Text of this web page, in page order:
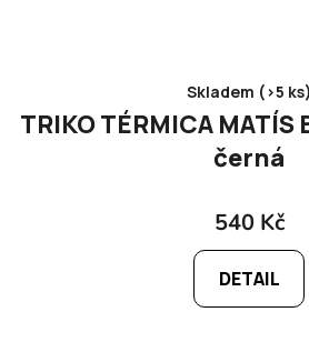
Skladem (>5 ks)
TRIKO TÉRMICA MATÍS
černá
540 Kč
DETAIL